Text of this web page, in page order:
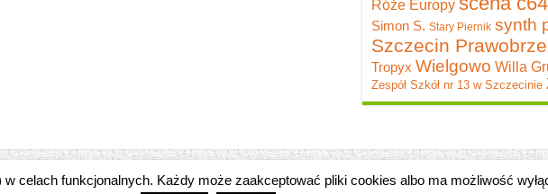
Róże Europy
Simon S. Stary Piernik synth
Szczecin
Tropyx Wielgowo Willa
Zespół Szkół nr 13 w Szczecinie
celach funkcjonalnych. Każdy może zaakceptować pliki cookies albo ma możliwość